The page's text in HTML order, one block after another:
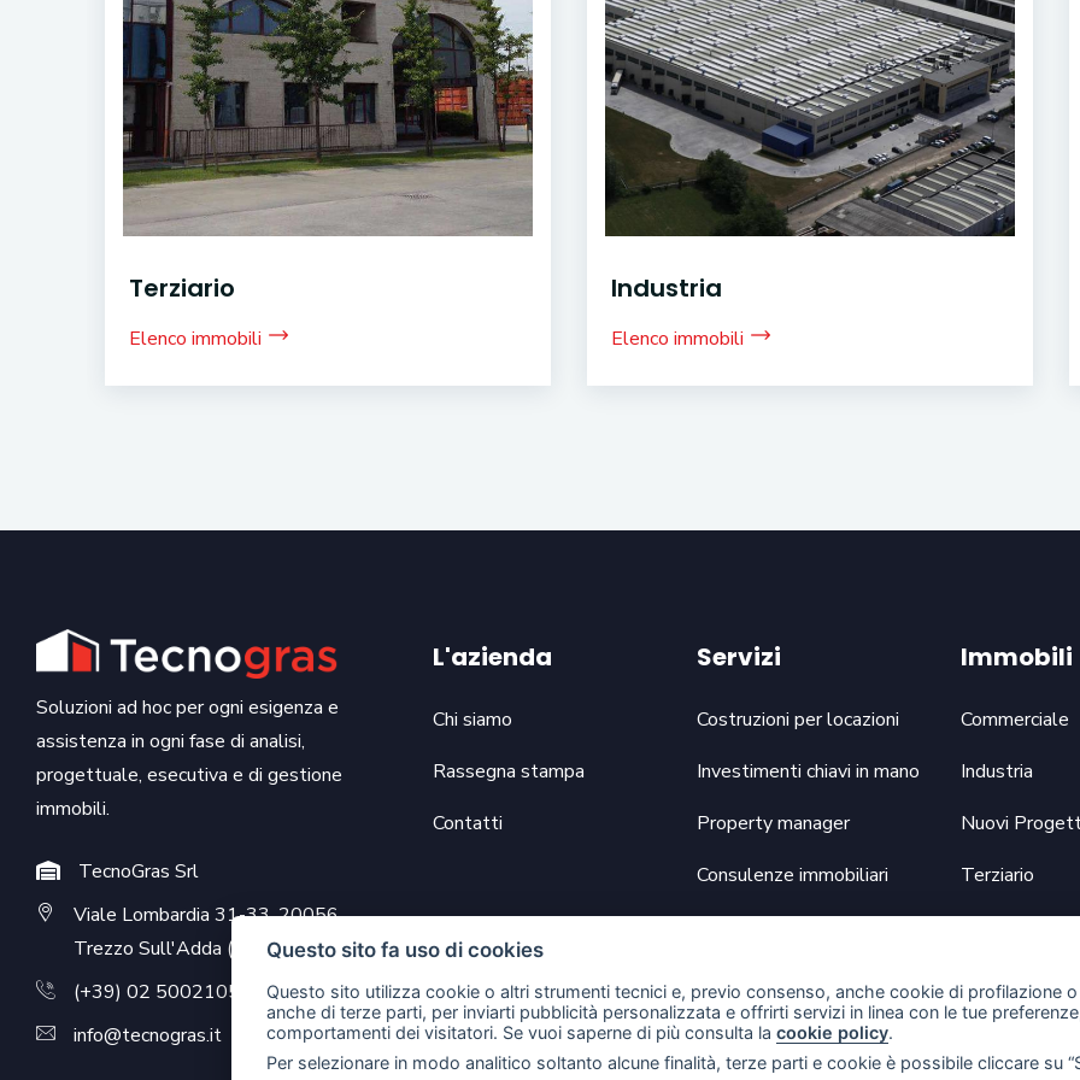
Terziario
Elenco immobili
Industria
Elenco immobili
Soluzioni ad hoc per ogni esigenza e
assistenza in ogni fase di analisi,
progettuale, esecutiva e di gestione
immobili.
TecnoGras Srl
Viale Lombardia 31-33, 20056
Trezzo Sull'Adda (MI)
(+39) 02 50021053
info@tecnogras.it
L'azienda
Chi siamo
Rassegna stampa
Contatti
Servizi
Costruzioni per locazioni
Investimenti chiavi in mano
Property manager
Consulenze immobiliari
Immobili
Commerciale
Industria
Nuovi
Terziario
Questo sito fa uso di cookies
Questo sito utilizza cookie o altri strumenti tecnici e, previo consenso, anche cookie di profilazione
anche di terze parti, per inviarti pubblicità personalizzata e offrirti servizi in linea con le tue
comportamenti dei visitatori. Se vuoi saperne di più consulta la cookie policy.
Per selezionare in modo analitico soltanto alcune finalità, terze parti e cookie è possibile cliccare su